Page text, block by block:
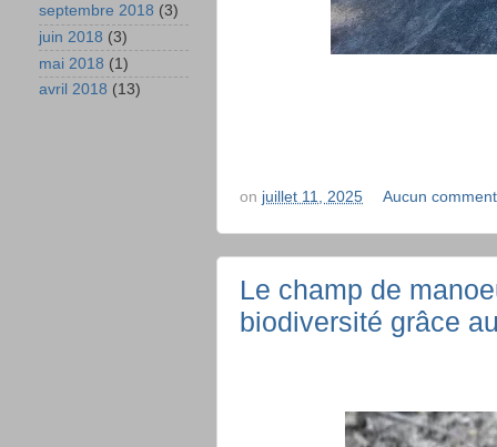
on juillet 11, 2025 Aucun
Le champ de
biodiversité grâce
septembre 2018 (3)
juin 2018 (3)
mai 2018 (1)
avril 2018 (13)